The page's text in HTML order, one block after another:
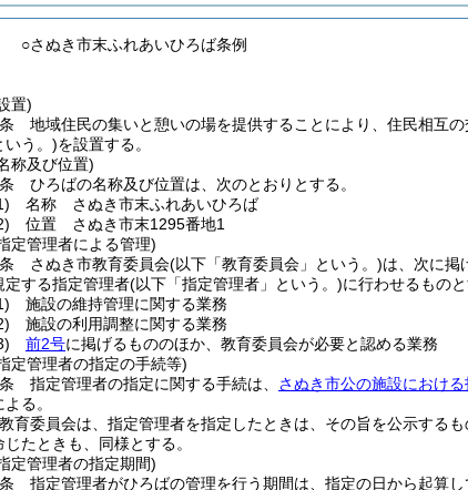
○さぬき市末ふれあいひろば条例
置)
地域住民の集いと憩いの場を提供することにより、住民相互
いう。)を設置する。
称及び位置)
ひろばの名称及び位置は、次のとおりとする。
名称 さぬき市末ふれあいひろば
位置 さぬき市末1295番地1
定管理者による管理)
さぬき市教育委員会(以下「教育委員会」という。)は、次に掲
定する指定管理者(以下「指定管理者」という。)に行わせるものと
施設の維持管理に関する業務
施設の利用調整に関する業務
前2号に掲げるもののほか、教育委員会が必要と認める業務
定管理者の指定の手続等)
指定管理者の指定に関する手続は、 さぬき市公の施設におけ
よる。
教育委員会は、指定管理者を指定したときは、その旨を公示するも
じたときも、同様とする。
定管理者の指定期間)
指定管理者がひろばの管理を行う期間は、指定の日から起算し